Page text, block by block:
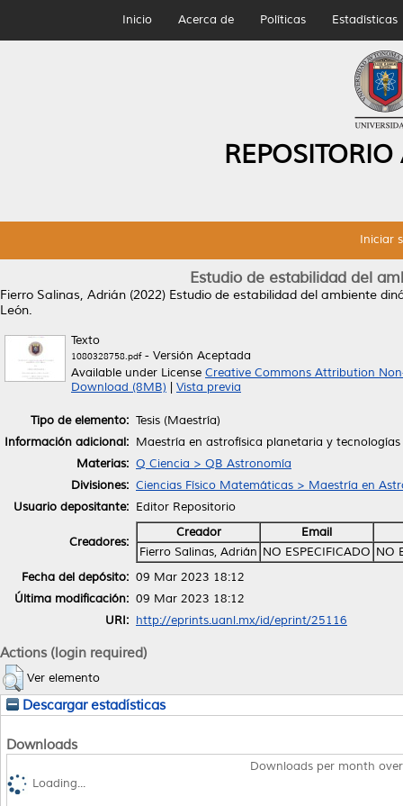
Inicio Acerca de Políticas Estadísticas
Iniciar
Estudio de estabilidad del
Fierro Salinas, Adrián (2022) Estudio de estabilidad del ambiente
León.
Texto
1080328758.pdf- Versión Aceptada
Available under License Creative Commons Attribution
Download (8MB)
Vista previa
Tipo de elemento: Tesis (Maestría)
Información adicional: Maestría en astrofísica planetaria y tecnologías
Materias: Q Ciencia > QB Astronomía
Divisiones: Ciencias Físico Matemáticas > Maestría en
Usuario depositante: Editor Repositorio
Creadores:
Creador
Email
Fierro Salinas, Adrián NO ESPECIFICADO NO
Fecha del depósito: 09 Mar 2023 18:12
Última modificación: 09 Mar 2023 18:12
URI: http://eprints.uanl.mx/id/eprint/25116
Actions (login required)
Ver elemento
Descargar estadísticas
Downloads
Downloads per month
Loading...